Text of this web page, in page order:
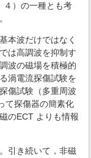
４）の一種とも考
本波だけではなく
は高調波を抑制す
波の磁場を積極的
渦電流探傷試験を
傷試験（多重周波
て探傷器の簡素化
のECT よりも情報
引き続いて，非磁